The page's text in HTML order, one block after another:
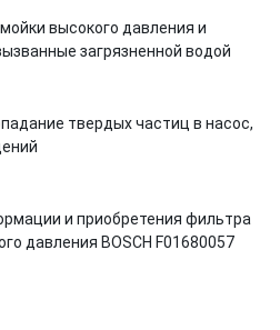
высокого давления и
загрязненной водой
твердых частиц в насос,
и приобретения фильтра
давления BOSCH F01680057